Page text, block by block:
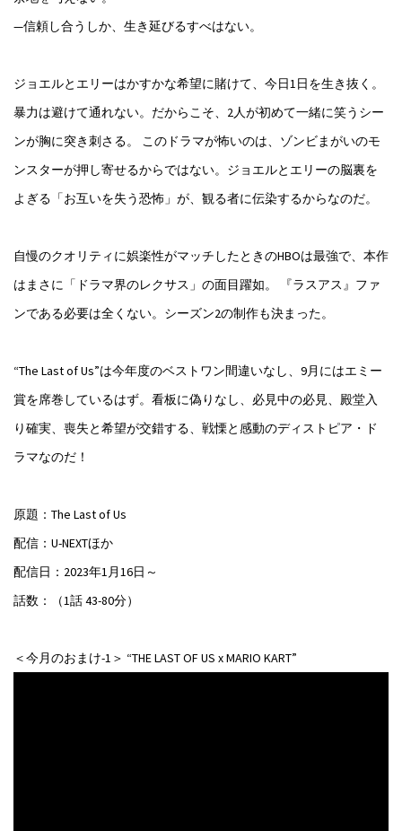
—信頼し合うしか、生き延びるすべはない。
ジョエルとエリーはかすかな希望に賭けて、今日1日を生き抜く。
暴力は避けて通れない。だからこそ、2人が初めて一緒に笑うシー
ンが胸に突き刺さる。 このドラマが怖いのは、ゾンビまがいのモ
ンスターが押し寄せるからではない。ジョエルとエリーの脳裏を
よぎる「お互いを失う恐怖」が、観る者に伝染するからなのだ。
自慢のクオリティに娯楽性がマッチしたときのHBOは最強で、本作
はまさに「ドラマ界のレクサス」の面目躍如。 『ラスアス』ファ
ンである必要は全くない。シーズン2の制作も決まった。
“The Last of Us”は今年度のベストワン間違いなし、9月にはエミー
賞を席巻しているはず。看板に偽りなし、必見中の必見、殿堂入
り確実、喪失と希望が交錯する、戦慄と感動のディストピア・ド
ラマなのだ！
原題：The Last of Us
配信：U-NEXTほか
配信日：2023年1月16日～
話数：（1話 43-80分）
＜今月のおまけ-1＞ “THE LAST OF US x MARIO KART”